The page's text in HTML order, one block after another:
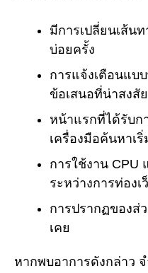
มีการเปลี่ยนเส้นท
บ่อยครั้ง
การแจ้งเตือนแบ
ข้อเสนอที่น่าสงสัย
หน้าแรกที่ได้รับก
เครื่องมือค้นหาเ
การใช้งาน CPU
ระหว่างการท่องเ
การปรากฏของส่
เคย
หากพบอาการดังกล่าว